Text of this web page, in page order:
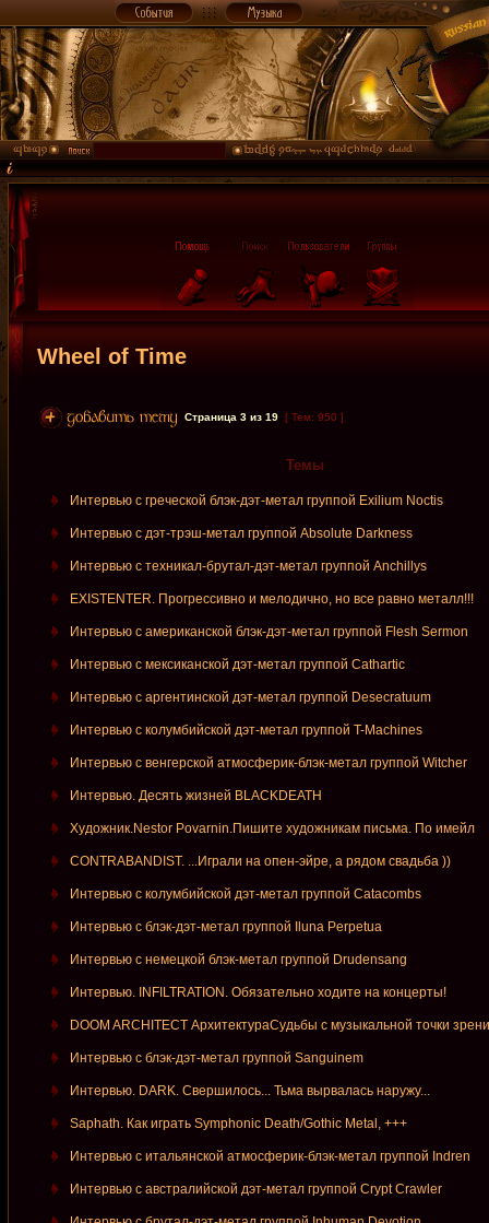
Wheel of Time
Страница 3 из 19 [ Тем: 950 ]
Темы
Интервью с греческой блэк-дэт-метал группой Exilium Noctis
Интервью с дэт-трэш-метал группой Absolute Darkness
Интервью с техникал-брутал-дэт-метал группой Anchillys
EXISTENTER. Прогрессивно и мелодично, но все равно металл!!!
Интервью с американской блэк-дэт-метал группой Flesh Sermon
Интервью с мексиканской дэт-метал группой Cathartic
Интервью с аргентинской дэт-метал группой Desecratuum
Интервью с колумбийской дэт-метал группой T-Machines
Интервью с венгерской атмосферик-блэк-метал группой Witcher
Интервью. Десять жизней BLACKDEATH
Художник.Nestor Povarnin.Пишите художникам письма. По имейл
CONTRABANDIST. ...Играли на опен-эйре, а рядом свадьба ))
Интервью с колумбийской дэт-метал группой Catacombs
Интервью с блэк-дэт-метал группой Iluna Perpetua
Интервью с немецкой блэк-метал группой Drudensang
Интервью. INFILTRATION. Обязательно ходите на концерты!
DOOM ARCHITECT АрхитектураСудьбы с музыкальной точки
Интервью с блэк-дэт-метал группой Sanguinem
Интервью. DARK. Свершилось... Тьма вырвалась наружу...
Saphath. Как играть Symphonic Death/Gothic Metal, +++
Интервью с итальянской атмосферик-блэк-метал группой Indren
Интервью с австралийской дэт-метал группой Crypt Crawler